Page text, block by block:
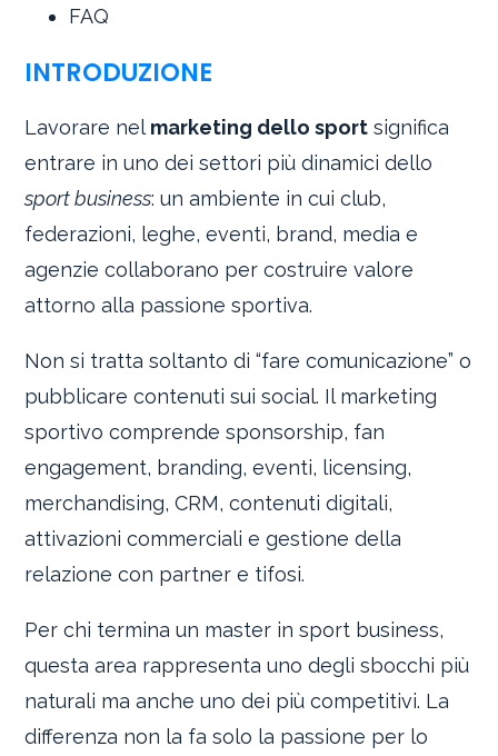
FAQ
INTRODUZIONE
Lavorare nelmarketing dello sport significa
entrare in uno dei settori più dinamici dello
sport business: un ambiente in cui club,
federazioni, leghe, eventi, brand, media e
agenzie collaborano per costruire valore
attorno alla passione sportiva.
Non si tratta soltanto di “fare comunicazione” o
pubblicare contenuti sui social. Il marketing
sportivo comprende sponsorship, fan
engagement, branding, eventi, licensing,
merchandising, CRM, contenuti digitali,
attivazioni commerciali e gestione della
relazione con partner e tifosi.
Per chi termina un master in sport business,
questa area rappresenta uno degli sbocchi più
naturali ma anche uno dei più competitivi. La
differenza non la fa solo la passione per lo